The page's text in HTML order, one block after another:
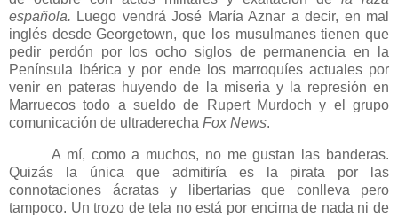
española. Luego vendrá José María Aznar a decir, en mal
inglés desde Georgetown, que los musulmanes tienen que
pedir perdón por los ocho siglos de permanencia en
la
Península Ibérica y por ende los marroquíes actuales por
venir en pateras huyendo de la miseria y la represión en
Marruecos todo a sueldo de Rupert Murdoch y el grupo
comunicación de ultraderecha Fox News.
A mí, como a muchos, no me gustan las banderas.
Quizás la única que admitiría es la pirata por las
connotaciones ácratas y libertarias que conlleva pero
tampoco. Un trozo de tela no está por encima de nada ni de